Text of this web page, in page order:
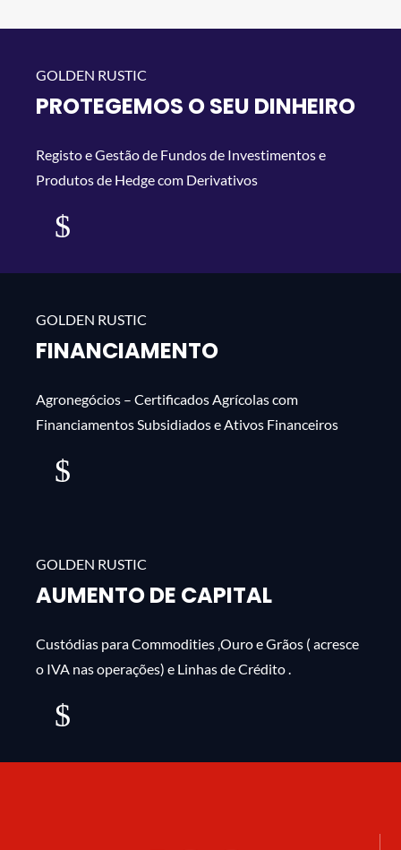
PROTEGEMOS O SEU DINHEIRO
Registo e Gestão de Fundos de Investimentos e
Produtos de Hedge com Derivativos
FINANCIAMENTO
Agronegócios – Certificados Agrícolas com
Financiamentos Subsidiados e Ativos Financeiros
AUMENTO DE CAPITAL
Custódias para Commodities ,Ouro e Grãos ( acresce
o IVA nas operações) e Linhas de Crédito .